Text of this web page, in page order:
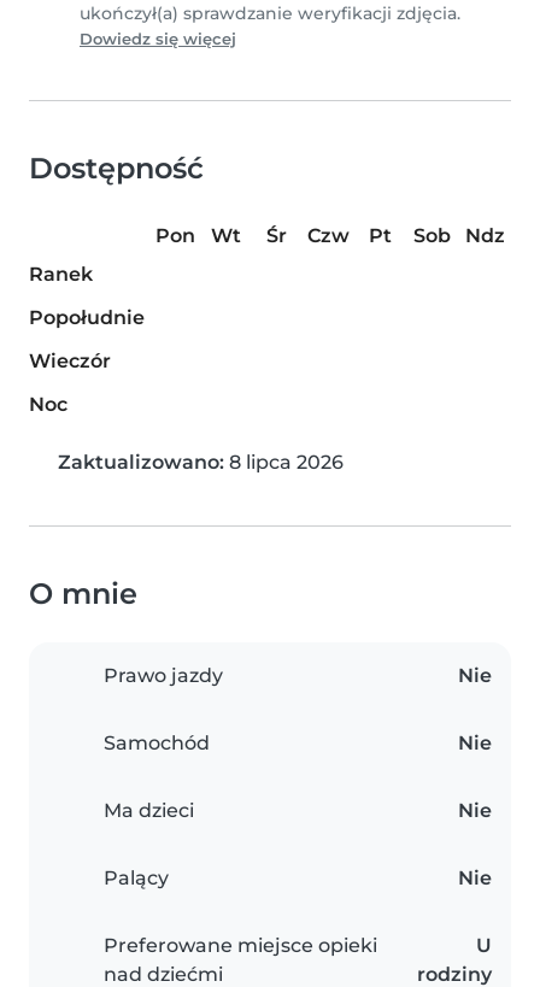
ukończył(a) sprawdzanie weryfikacji zdjęcia.
Dowiedz się więcej
Dostępność
Pon Wt Śr Czw Pt Sob
Ndz
Ranek
Popołudnie
Wieczór
Noc
Zaktualizowano: 8 lipca 2026
O mnie
Prawo jazdy Nie
Samochód Nie
Ma dzieci Nie
Palący Nie
Preferowane miejsce opieki
nad dziećmi
U
rodziny